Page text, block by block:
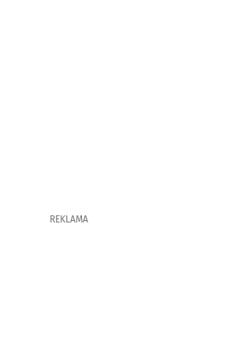
REKLAMA